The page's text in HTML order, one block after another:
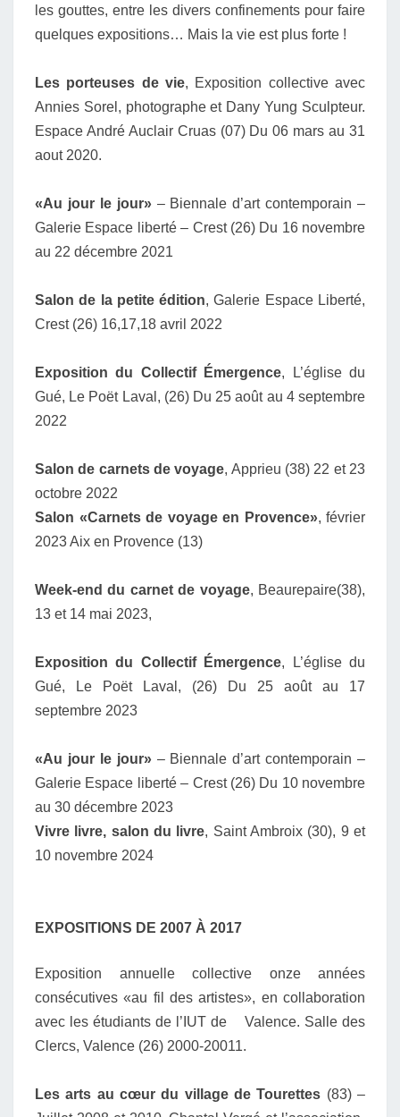
les gouttes, entre les divers confinements pour faire
quelques expositions… Mais la vie est plus forte !
Les porteuses de vie, Exposition collective avec
Annies Sorel, photographe et Dany Yung Sculpteur.
Espace André Auclair Cruas (07) Du 06 mars au 31
aout 2020.
«Au jour le jour»– Biennale d’art contemporain –
Galerie Espace liberté – Crest (26) Du 16 novembre
au 22 décembre 2021
Salon de la petite édition, Galerie Espace Liberté,
Crest (26) 16,17,18 avril 2022
Exposition du Collectif Émergence, L’église du
Gué, Le Poët Laval, (26) Du 25 août au 4 septembre
2022
Salon de carnets de voyage, Apprieu (38) 22 et 23
octobre 2022
Salon «Carnets de voyage en Provence», février
2023 Aix en Provence (13)
Week-end du carnet de voyage, Beaurepaire(38),
13 et 14 mai 2023,
Exposition du Collectif Émergence, L’église du
Gué, Le Poët Laval, (26) Du 25 août au 17
septembre 2023
«Au jour le jour»– Biennale d’art contemporain –
Galerie Espace liberté – Crest (26) Du 10 novembre
au 30 décembre 2023
Vivre livre, salon du livre, Saint Ambroix (30), 9 et
10 novembre 2024
EXPOSITIONS DE 2007 À 2017
Exposition annuelle collective onze années
consécutives «au fil des artistes», en collaboration
avec les étudiants de l’IUT de Valence. Salle des
Clercs, Valence (26) 2000-20011.
Les arts au cœur du village de Tourettes (83) –